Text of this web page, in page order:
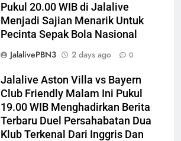
Pukul 20.00 WIB di Jalalive
Menjadi Sajian Menarik Untuk
Pecinta Sepak Bola Nasional
JalalivePBN3
2 days ago 0
Jalalive Aston Villa vs Bayern
Club Friendly Malam Ini Pukul
19.00 WIB Menghadirkan Berita
Terbaru Duel Persahabatan Dua
Klub Terkenal Dari Inggris Dan